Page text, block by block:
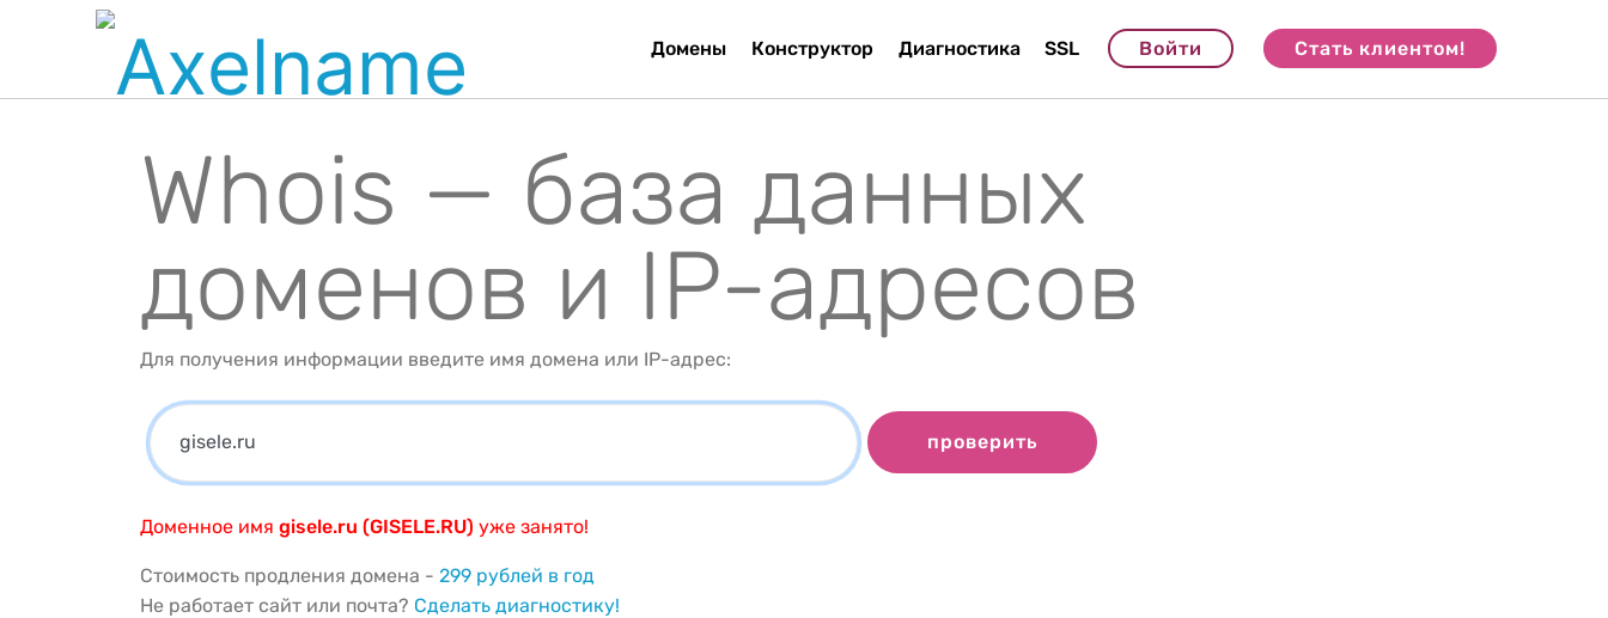
Домены Конструктор Диагностика SSL Войти Стать клиентом!
Whois — база данных
доменов и IP-адресов
Для получения информации введите имя домена или IP-адрес:
проверить
Доменное имя gisele.ru (GISELE.RU) уже занято!
Стоимость продления домена - 299 рублей в год
Не работает сайт или почта? Сделать диагностику!